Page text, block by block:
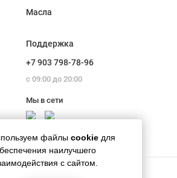
файлы cookie для
наилучшего
с сайтом.
Масла
Поддержка
+7 903 798-78-96
с 09:00 до 20:00
Мы в сети